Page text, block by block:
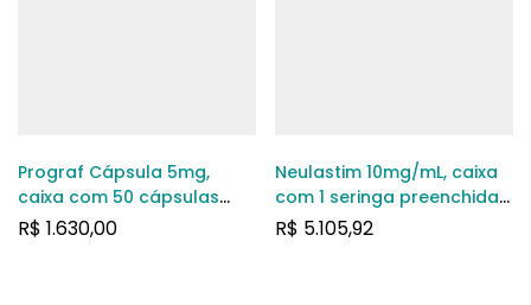
Prograf Cápsula 5mg,
caixa com 50 cápsulas
duras
R$ 1.630,00
Neulastim 10mg/mL, caixa
com 1 seringa preenchida
com 0,6mL de solução de
R$ 5.105,92